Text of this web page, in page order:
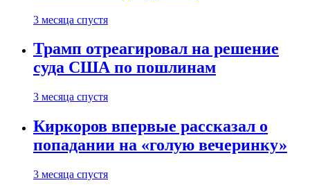
3 месяца спустя
Трамп отреагировал на решение
суда США по пошлинам
3 месяца спустя
Киркоров впервые рассказал о
попадании на «голую вечеринку»
3 месяца спустя